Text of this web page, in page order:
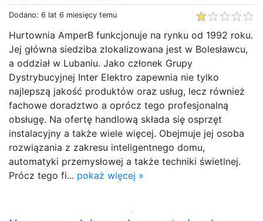
Dodano: 6 lat 6 miesięcy temu
Hurtownia AmperB funkcjonuje na rynku od 1992 roku.
Jej główna siedziba zlokalizowana jest w Bolesławcu,
a oddział w Lubaniu. Jako członek Grupy
Dystrybucyjnej Inter Elektro zapewnia nie tylko
najlepszą jakość produktów oraz usług, lecz również
fachowe doradztwo a oprócz tego profesjonalną
obsługę. Na ofertę handlową składa się osprzęt
instalacyjny a także wiele więcej. Obejmuje jej osoba
rozwiązania z zakresu inteligentnego domu,
automatyki przemysłowej a także techniki świetlnej.
Prócz tego fi... pokaż więcej »